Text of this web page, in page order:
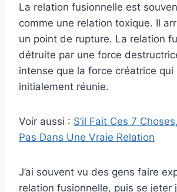
La relation fusionnelle est
comme une relation toxique. Il
un point de rupture. La relation
détruite par une force
intense que la force créatrice qui
initialement réunie.
Voir aussi : S’il Fait Ces 7
Pas Dans Une Vraie Relation
J’ai souvent vu des gens faire
relation fusionnelle, puis se jeter